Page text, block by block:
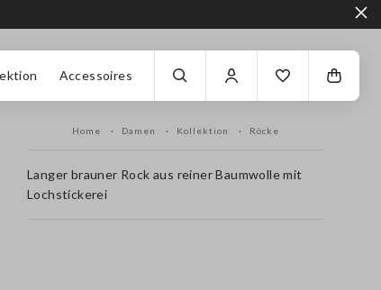
Accessoires
Home Damen Kollektion Röcke
Langer brauner Rock aus reiner Baumwolle mit
Lochstickerei